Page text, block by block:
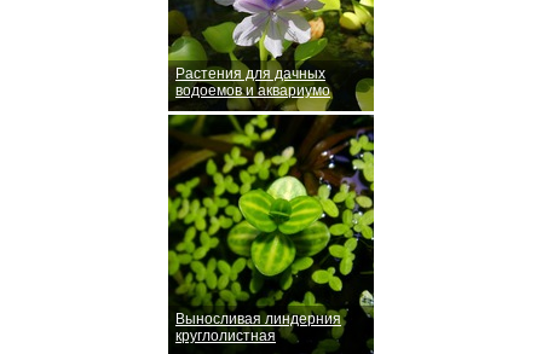
Растения для дачных
водоемов и аквариумо
Выносливая линдерния
круглолистная